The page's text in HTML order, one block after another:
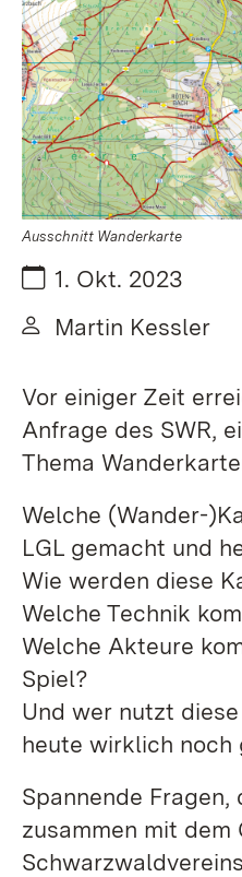
Ausschnitt Wanderkarte
Datum:
1. Okt. 2023
Von:
Martin Kessler
Vor einiger Zeit
Anfrage des SWR,
Thema
Welche (Wander-
LGL gemacht und
Wie werden diese
Welche Technik
Welche Akteure
Spiel?
Und wer nutzt
heute wirklich noch
Spannende Fragen,
zusammen mit